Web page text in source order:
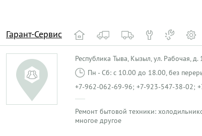
Гарант-Сервис
Республика Тыва, Кызыл, ул. Рабочая, д.
Пн - Сб: с 10.00 до 18.00, без
+7-962-062-69-96; +7-923-547-38-02;
Ремонт бытовой техники:
многое другое